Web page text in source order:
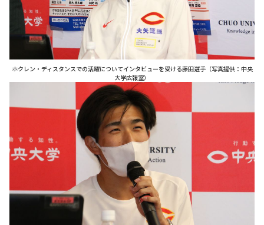
ホクレン・ディスタンスでの活躍についてインタビューを受ける藤田選手（写真提供：中央
大学広報室）